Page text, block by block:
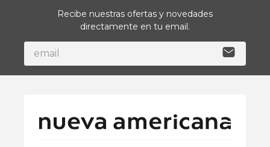
Recibe nuestras ofertas y novedades
directamente en tu email.